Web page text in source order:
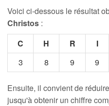
Voici ci-dessous le résultat
Christos :
C
H R I
3
8 9 9
Ensuite, il convient de
jusqu'à obtenir un chiffre